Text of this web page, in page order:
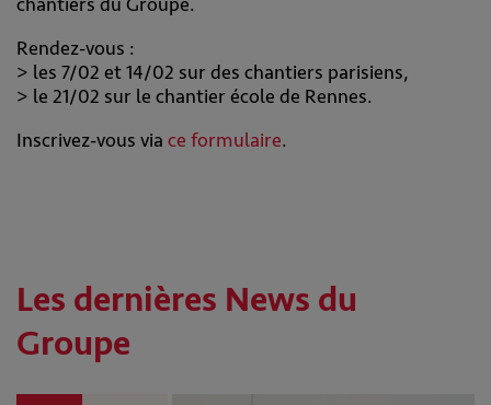
Rendez-vous :
> les 7/02 et 14/02 sur des chantiers parisiens,
> le 21/02 sur le chantier école de Rennes.
Inscrivez-vous via ce formulaire.
Les dernières News du
Groupe